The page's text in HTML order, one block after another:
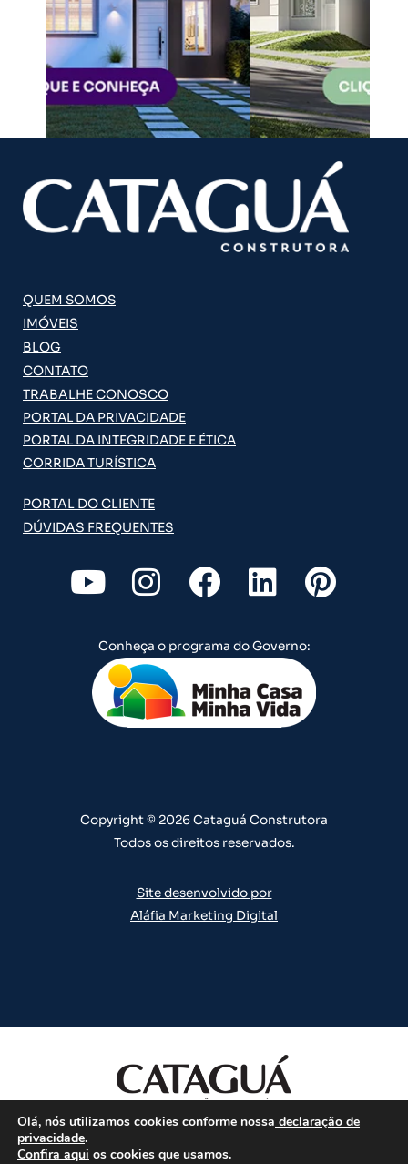
QUEM SOMOS
IMÓVEIS
BLOG
CONTATO
TRABALHE CONOSCO
PORTAL DA PRIVACIDADE
PORTAL DA INTEGRIDADE E ÉTICA
CORRIDA TURÍSTICA
PORTAL DO CLIENTE
DÚVIDAS FREQUENTES
Y
o
u
t
u
b
I
n
s
t
a
g
m
F
a
c
e
b
o
L
i
n
k
e
d
P
i
t
Conheça o programa do Governo:
Copyright © 2026 Cataguá Construtora
Todos os direitos reservados.
Site desenvolvido por
Aláfia Marketing Digital
Olá, nós utilizamos cookies conforme nossa declaração de
privacidade.
Confira aqui os cookies que usamos.